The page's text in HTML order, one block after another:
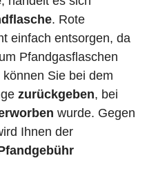
. Rote
einfach entsorgen, da
Pfandgasflaschen
Sie bei dem
zurückgeben, bei
wurde. Gegen
Ihnen der